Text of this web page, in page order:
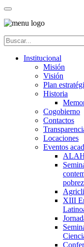
Institucional
Misión
Visión
Plan
Historia
Cogobierno
Contactos
Locaciones
Eventos
XIII